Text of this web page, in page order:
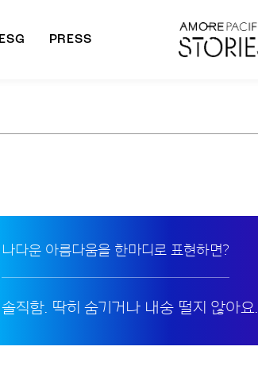
ESG PRESS
나다운 아름다움을 한마디로 표현하면?
솔직함. 딱히 숨기거나 내숭 떨지 않아요.